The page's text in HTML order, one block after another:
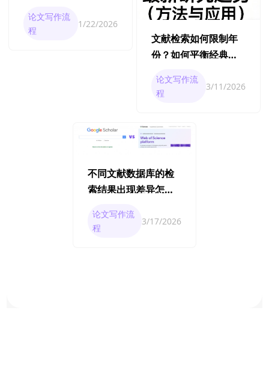
论文写作流
程
1/22/2026
文献检索如何限制年
份？如何平衡经典文
论文写作流
程
3/11/2026
不同文献数据库的检
索结果出现差异怎么
论文写作流
程
3/17/2026